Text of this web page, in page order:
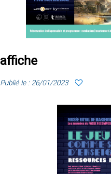
affiche
Publié le : 26/01/2023